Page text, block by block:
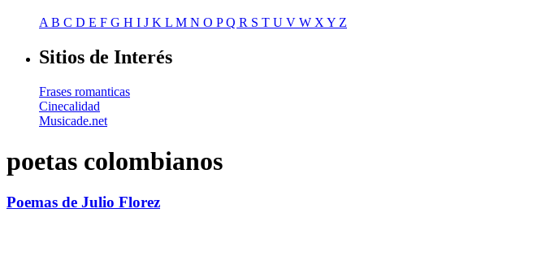
A B C D E F G H I J K L M N O PQ R S T U V W X Y Z
Sitios de Interés
Frases romanticas
Cinecalidad
Musicade.net
poetas colombianos
Poemas de Julio Florez